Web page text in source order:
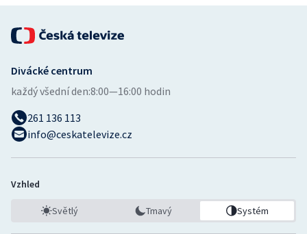
Divácké centrum
každý všední den:8:00—16:00 hodin
261 136 113
info@ceskatelevize.cz
Vzhled
Světlý Tmavý Systém